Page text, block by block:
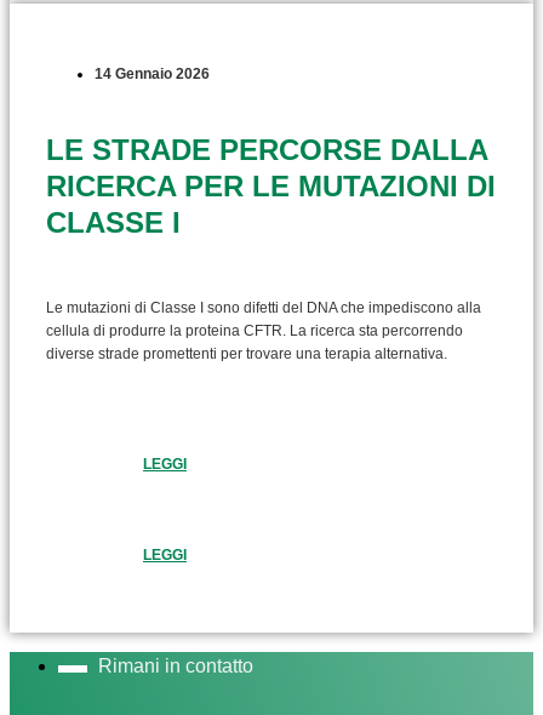
14 Gennaio 2026
LE STRADE PERCORSE DALLA
RICERCA PER LE MUTAZIONI DI
CLASSE I
Le mutazioni di Classe I sono difetti del DNA che impediscono alla
cellula di produrre la proteina CFTR. La ricerca sta percorrendo
diverse strade promettenti per trovare una terapia alternativa.
LEGGI
LEGGI
Rimani in contatto